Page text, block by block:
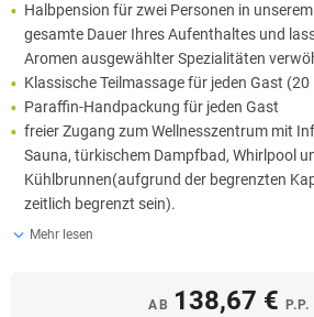
Halbpension für zwei Personen in
gesamte Dauer Ihres Aufenthaltes und
Aromen ausgewählter Spezialitäten
Klassische Teilmassage für jeden Gast (20
Paraffin-Handpackung für jeden Gast
freier Zugang zum Wellnesszentrum mit
Sauna, türkischem Dampfbad, Whirlpool
Kühlbrunnen(aufgrund der begrenzten
zeitlich begrenzt sein).
Mehr lesen
AB 138,67 € P.P.